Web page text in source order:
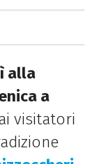
alla
a
visitatori